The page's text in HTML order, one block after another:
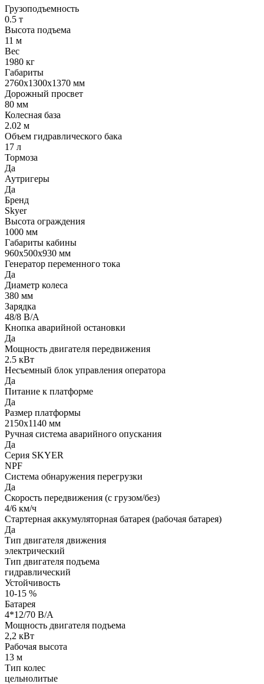
Грузоподъемность
0.5 т
Высота подъема
11 м
Вес
1980 кг
Габариты
2760x1300x1370 мм
Дорожный просвет
80 мм
Колесная база
2.02 м
Объем гидравлического бака
17 л
Тормоза
Да
Аутригеры
Да
Бренд
Skyer
Высота ограждения
1000 мм
Габариты кабины
960x500x930 мм
Генератор переменного тока
Да
Диаметр колеса
380 мм
Зарядка
48/8 В/А
Кнопка аварийной остановки
Да
Мощность двигателя передвижения
2.5 кВт
Несъемный блок управления оператора
Да
Питание к платформе
Да
Размер платформы
2150x1140 мм
Ручная система аварийного опускания
Да
Серия SKYER
NPF
Система обнаружения перегрузки
Да
Скорость передвижения (с грузом/без)
4/6 км/ч
Стартерная аккумуляторная батарея (рабочая батарея)
Да
Тип двигателя движения
электрический
Тип двигателя подъема
гидравлический
Устойчивость
10-15 %
Батарея
4*12/70 В/А
Мощность двигателя подъема
2,2 кВт
Рабочая высота
13 м
Тип колес
цельнолитые